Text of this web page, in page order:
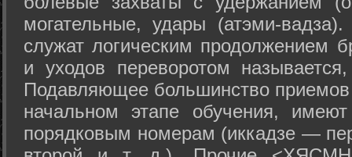
могательные, удары (атэми-
служат логическим продолжением
и уходов переворотом
Подавляющее большинство
начальном этапе обучения,
порядковым номерам (иккадзе —